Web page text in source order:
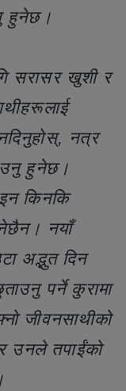
हुनेछ।
सरासर खुशी र
नत्र
हुनेछ।
किनकि
नयाँ
अद्भुत दिन
पर्ने कुरामा
जीवनसाथीको
उनले तपाईंको